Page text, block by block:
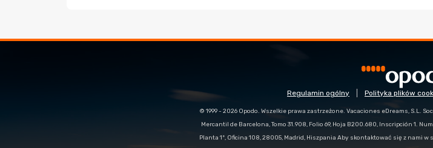
Regulamin ogólny Polityka plików
© 1999 - 2026 Opodo. Wszelkie prawa zastrzeżone. Vacaciones eDreams, S.L.
Mercantil de Barcelona, Tomo 31.908, Folio 69, Hoja B200.680, Inscripción 1.
Planta 1º, Oficina 108, 28005, Madrid, Hiszpania Aby skontaktować się z nami